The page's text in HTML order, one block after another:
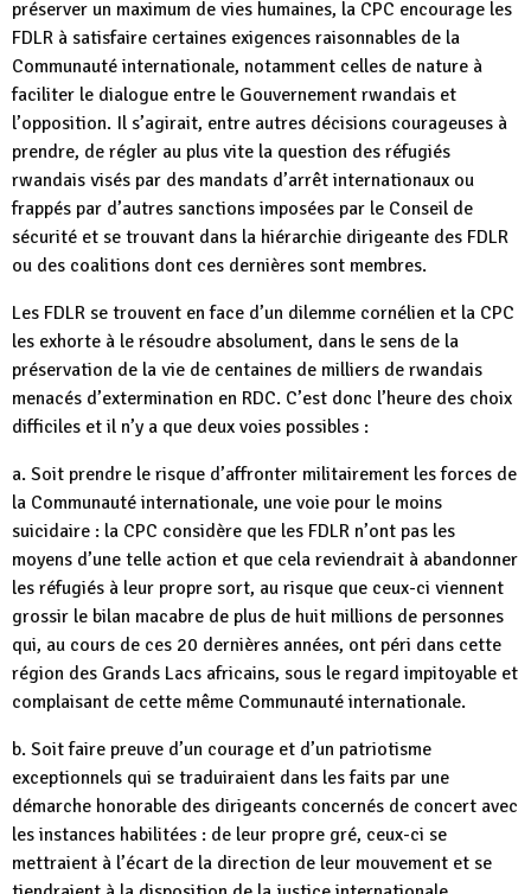
préserver un maximum de vies humaines, la CPC encourage les
FDLR à satisfaire certaines exigences raisonnables de la
Communauté internationale, notamment celles de nature à
faciliter le dialogue entre le Gouvernement rwandais et
l’opposition. Il s’agirait, entre autres décisions courageuses à
prendre, de régler au plus vite la question des réfugiés
rwandais visés par des mandats d’arrêt internationaux ou
frappés par d’autres sanctions imposées par le Conseil de
sécurité et se trouvant dans la hiérarchie dirigeante des FDLR
ou des coalitions dont ces dernières sont membres.
Les FDLR se trouvent en face d’un dilemme cornélien et la CPC
les exhorte à le résoudre absolument, dans le sens de la
préservation de la vie de centaines de milliers de rwandais
menacés d’extermination en RDC. C’est donc l’heure des choix
difficiles et il n’y a que deux voies possibles :
a. Soit prendre le risque d’affronter militairement les forces de
la Communauté internationale, une voie pour le moins
suicidaire : la CPC considère que les FDLR n’ont pas les
moyens d’une telle action et que cela reviendrait à abandonner
les réfugiés à leur propre sort, au risque que ceux-ci viennent
grossir le bilan macabre de plus de huit millions de personnes
qui, au cours de ces 20 dernières années, ont péri dans cette
région des Grands Lacs africains, sous le regard impitoyable et
complaisant de cette même Communauté internationale.
b. Soit faire preuve d’un courage et d’un patriotisme
exceptionnels qui se traduiraient dans les faits par une
démarche honorable des dirigeants concernés de concert avec
les instances habilitées : de leur propre gré, ceux-ci se
mettraient à l’écart de la direction de leur mouvement et se